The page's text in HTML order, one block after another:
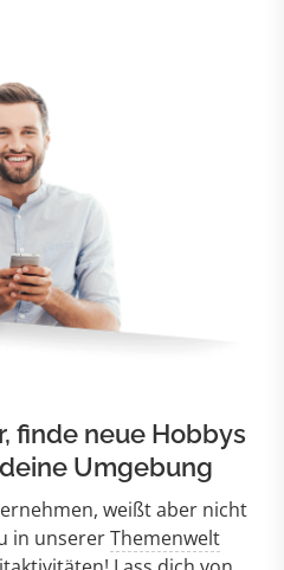
finde neue Hobbys
Umgebung
weißt aber nicht
in unsererThemenwelt